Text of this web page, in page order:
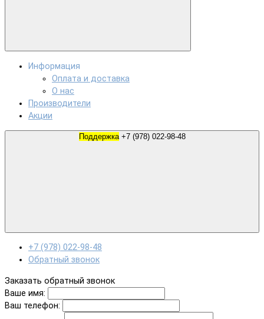
Информация
Оплата и доставка
О нас
Производители
Акции
Поддержка +7 (978) 022-98-48
+7 (978) 022-98-48
Обратный звонок
Заказать обратный звонок
Ваше имя:
Ваш телефон: